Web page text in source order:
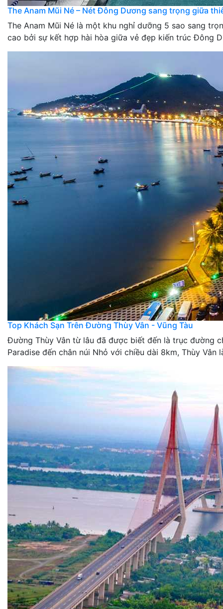
The Anam Mũi Né – Nét Đông Dương sang trọng giữa
The Anam Mũi Né là một khu nghỉ dưỡng 5 sao sang
cao bởi sự kết hợp hài hòa giữa vẻ đẹp kiến trúc Đông
Top Khách Sạn Trên Đường Thùy Vân - Vũng Tàu
Đường Thùy Vân từ lâu đã được biết đến là trục đường
Paradise đến chân núi Nhỏ với chiều dài 8km, Thùy